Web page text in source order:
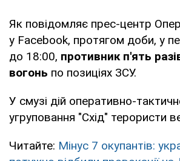
Як повідомляє прес-центр
у Facebook, протягом доби, у
до 18:00, противник п'ять
вогонь по позиціях ЗСУ.
У смузі дій оперативно-
угруповання "Схід" терористи
Читайте: Мінус 7 окупантів: